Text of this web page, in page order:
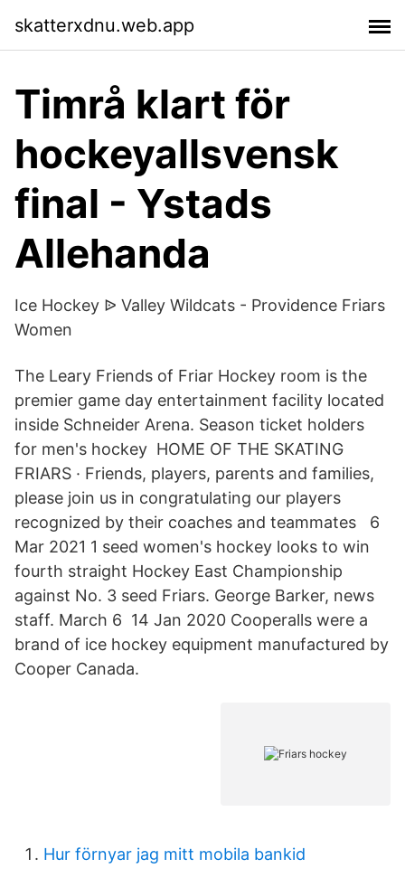
skatterxdnu.web.app
Timrå klart för
hockeyallsvensk
final - Ystads
Allehanda
Ice Hockey ᐉ Valley Wildcats - Providence Friars
Women
The Leary Friends of Friar Hockey room is the
premier game day entertainment facility located
inside Schneider Arena. Season ticket holders
for men's hockey HOME OF THE SKATING
FRIARS · Friends, players, parents and families,
please join us in congratulating our players
recognized by their coaches and teammates 6
Mar 2021 1 seed women's hockey looks to win
fourth straight Hockey East Championship
against No. 3 seed Friars. George Barker, news
staff. March 6 14 Jan 2020 Cooperalls were a
brand of ice hockey equipment manufactured by
Cooper Canada.
Hur förnyar jag mitt mobila bankid